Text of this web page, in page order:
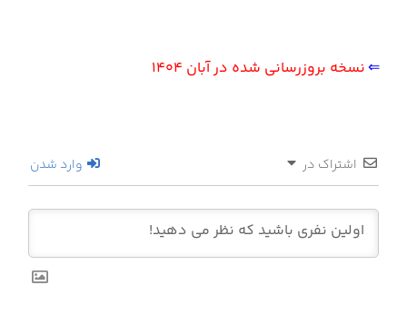
⇐نسخه بروزرسانی شده در آبان 1404
اشتراک در وارد شدن